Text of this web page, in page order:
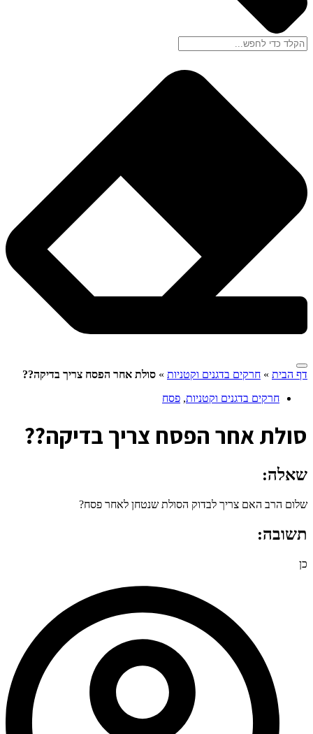
דף הבית » חרקים בדגנים וקטניות » סולת אחר הפסח צריך בדיקה??
חרקים בדגנים וקטניות, פסח
סולת אחר הפסח צריך בדיקה??
שאלה:
שלום הרב האם צריך לבדוק הסולת שנטחן לאחר פסח?
תשובה:
כן